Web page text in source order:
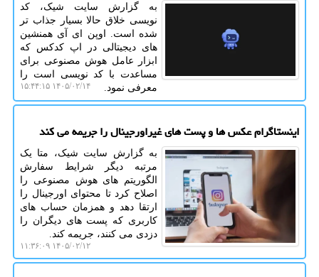
به گزارش سایت شیک، کد
نویسی خلاق حالا بسیار جذاب تر
شده است. اوپن ای آی همنشین
های دیجیتالی در اپ کدکس که
ابزار عامل هوش مصنوعی برای
مساعدت با کد نویسی است را
معرفی نمود.
۱۴۰۵/۰۲/۱۴ ۱۵:۴۴:۱۵
اینستاگرام عکس ها و پست های غیراورجینال را جریمه می کند
به گزارش سایت شیک، متا یک
مرتبه دیگر شرایط سفارش
الگوریتم های هوش مصنوعی را
اصلاح کرد تا محتوای اورجینال را
ارتقا دهد و همزمان حساب های
کاربری که پست های دیگران را
دزدی می کنند، جریمه کند.
۱۴۰۵/۰۲/۱۲ ۱۱:۳۶:۰۹